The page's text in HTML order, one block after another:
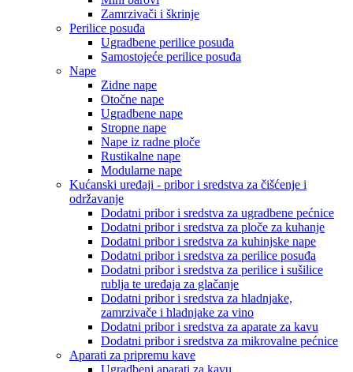
Zamrzivači i škrinje
Perilice posuđa
Ugradbene perilice posuđa
Samostojeće perilice posuđa
Nape
Zidne nape
Otočne nape
Ugradbene nape
Stropne nape
Nape iz radne ploče
Rustikalne nape
Modularne nape
Kućanski uređaji - pribor i sredstva za čišćenje i
održavanje
Dodatni pribor i sredstva za ugradbene pećnice
Dodatni pribor i sredstva za ploče za kuhanje
Dodatni pribor i sredstva za kuhinjske nape
Dodatni pribor i sredstva za perilice posuđa
Dodatni pribor i sredstva za perilice i sušilice
rublja te uređaja za glačanje
Dodatni pribor i sredstva za hladnjake,
zamrzivače i hladnjake za vino
Dodatni pribor i sredstva za aparate za kavu
Dodatni pribor i sredstva za mikrovalne pećnice
Aparati za pripremu kave
Ugradbeni aparati za kavu